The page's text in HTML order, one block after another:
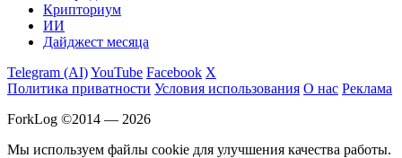
Крипториум
ИИ
Дайджест месяца
Telegram (AI)YouTube Facebook X
Политика приватности Условия использования О нас Реклама
ForkLog ©2014 — 2026
Мы используем файлы cookie для улучшения качества работы.